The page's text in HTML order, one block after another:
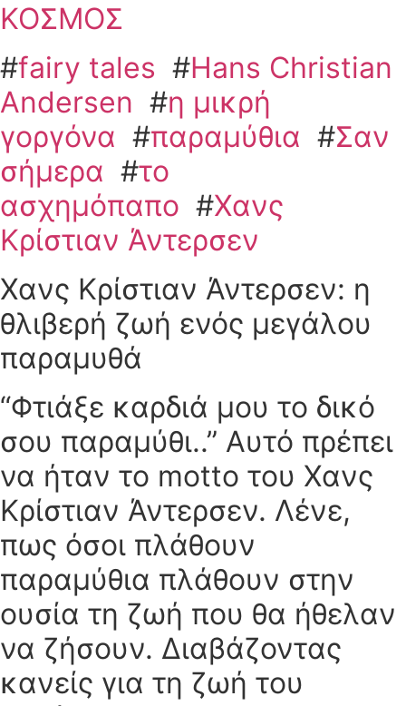
ΚΟΣΜΟΣ
#fairy tales #Hans Christian
Andersen #η μικρή
γοργόνα #παραμύθια #Σαν
σήμερα #το
ασχημόπαπο #Χανς
Κρίστιαν Άντερσεν
Χανς Κρίστιαν Άντερσεν: η
θλιβερή ζωή ενός μεγάλου
παραμυθά
“Φτιάξε καρδιά μου το δικό
σου παραμύθι..” Αυτό πρέπει
να ήταν το motto του Χανς
Κρίστιαν Άντερσεν. Λένε,
πως όσοι πλάθουν
παραμύθια πλάθουν στην
ουσία τη ζωή που θα ήθελαν
να ζήσουν. Διαβάζοντας
κανείς για τη ζωή του